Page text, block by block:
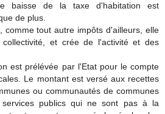
baisse de la taxe d'habitation est
de plus.
comme tout autre impôts d'ailleurs, elle
et crée de l'activité et des
est prélévée par l'Etat pour le compte
Le montant est versé aux recettes
ou communautés de communes
publics qui ne sont pas à la